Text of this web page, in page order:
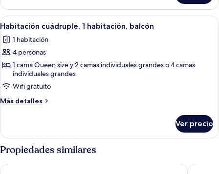
triple
estándar,
1
balcón
Abrir
todas
las
fotos
de
Habitación
cuádruple,
1
Una habitación de hotel con cama,
1
Habitación cuádruple, 1 habitación, balcón
1 habitación
4 personas
1 cama Queen size y 2 camas individuales grandes o 4 camas
individuales grandes
Wifi gratuito
Más detalles
Más
cuádruple,
1
habitación,
balcón
Ver precio
Propiedades similares
Red Castle Hotel & Pub CRB